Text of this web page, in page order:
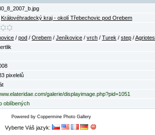
Královéhradecký kraj - okolí Třebechovic pod Orebem
/ pod / Orebem / Jeníkovice / vrch / Turek / step /Agriotes
pixelelů
galerie/displayimage.php?pid=1051
oblíbených
Powered by Coppermine Photo Gallery
Vyberte Váš jazyk: